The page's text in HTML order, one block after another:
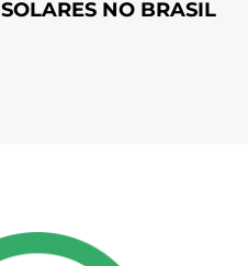
SOLARES NO BRASIL